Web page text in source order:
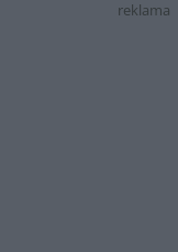
reklama